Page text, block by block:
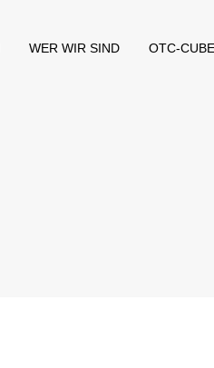
WER WIR SIND OTC-CUBE